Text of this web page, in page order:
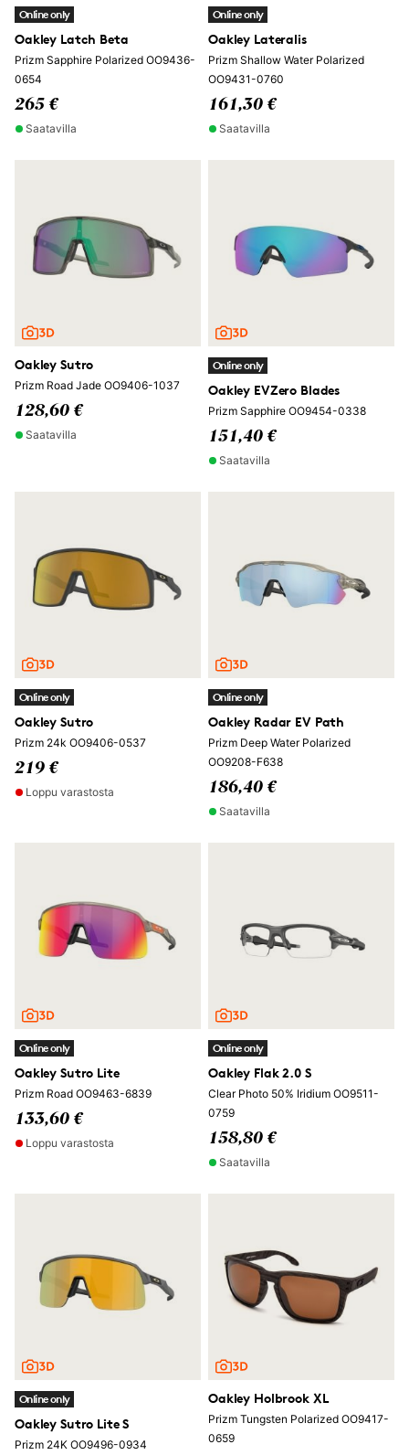
Online only
Oakley Latch Beta
Prizm Sapphire Polarized OO9436-
0654
265 €
Saatavilla
Online only
Oakley Lateralis
Prizm Shallow Water Polarized
OO9431-0760
161,30 €
Saatavilla
Oakley Sutro
Prizm Road Jade OO9406-1037
128,60 €
Saatavilla
Online only
Oakley EVZero Blades
Prizm Sapphire OO9454-0338
151,40 €
Saatavilla
Online only
Oakley Sutro
Prizm 24k OO9406-0537
219 €
Loppu varastosta
Online only
Oakley Radar EV Path
Prizm Deep Water Polarized
OO9208-F638
186,40 €
Saatavilla
Online only
Oakley Sutro Lite
Prizm Road OO9463-6839
133,60 €
Loppu varastosta
Online only
Oakley Flak 2.0 S
Clear Photo 50% Iridium OO9511-
0759
158,80 €
Saatavilla
Online only
Oakley Sutro Lite S
Prizm 24K OO9496-0934
Oakley Holbrook XL
Prizm Tungsten Polarized OO9417-
0659